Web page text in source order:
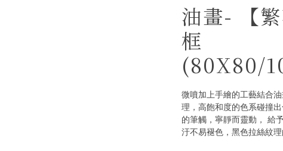
油畫- 【
框
(80X80/
微噴加上手繪的工藝結合
理，高飽和度的色系碰撞
的筆觸，寧靜而靈動， 給
汙不易褪色，黑色拉絲紋